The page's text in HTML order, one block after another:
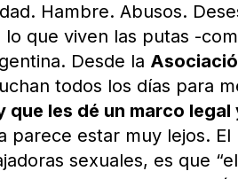
Hambre. Abusos.
que viven las putas -
Desde la
todos los días para
que les dé un marco
parece estar muy lejos.
sexuales, es que